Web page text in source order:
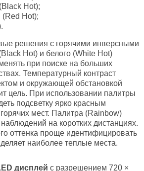
Hot);
(Red Hot);
решения с горячими инверсными
Hot) и белого (White Hot)
при поиске на больших
Температурный контраст
и окружающей обстановкой
цель. При использовании палитры
подсветку ярко красным
мест. Палитра (Rainbow)
на коротких дистанциях.
оттенка проще идентифицировать
наиболее теплые места.
дисплей с разрешением 720 ×